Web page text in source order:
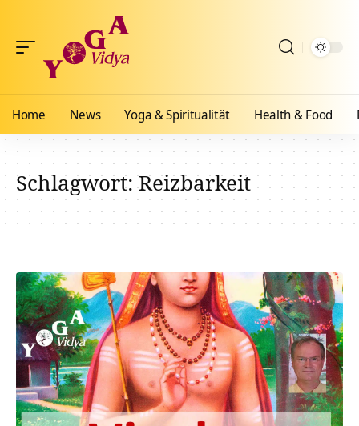
Home News Yoga & Spiritualität Health & Food
Schlagwort:Reizbarkeit